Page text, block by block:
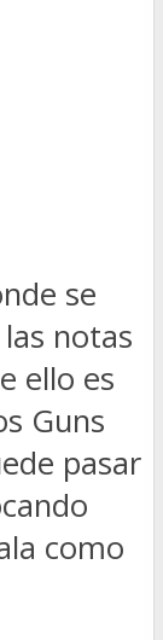
se
notas
ello es
Guns
pasar
como